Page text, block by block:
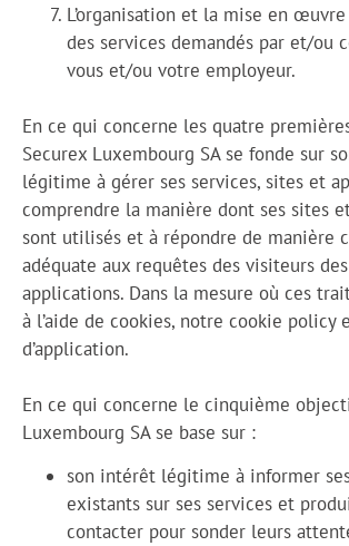
L’organisation et la mise en œuvre
des services demandés par et/ou
vous et/ou votre employeur.
En ce qui concerne les quatre
Securex Luxembourg SA se fonde sur
légitime à gérer ses services, sites et
comprendre la manière dont ses sites
sont utilisés et à répondre de manière
adéquate aux requêtes des visiteurs
applications. Dans la mesure où ces
à l’aide de cookies, notre cookie policy
d’application.
En ce qui concerne le cinquième
Luxembourg SA se base sur :
son intérêt légitime à informer
existants sur ses services et
contacter pour sonder leurs